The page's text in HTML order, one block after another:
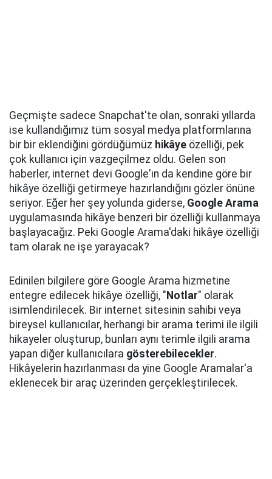
Geçmişte sadece Snapchat'te olan, sonraki yıllarda
ise kullandığımız tüm sosyal medya platformlarına
bir bir eklendiğini gördüğümüz hikâye özelliği, pek
çok kullanıcı için vazgeçilmez oldu. Gelen son
haberler, internet devi Google'ın da kendine göre bir
hikâye özelliği getirmeye hazırlandığını gözler önüne
seriyor. Eğer her şey yolunda giderse, Google Arama
uygulamasında hikâye benzeri bir özelliği kullanmaya
başlayacağız. Peki Google Arama'daki hikâye özelliği
tam olarak ne işe yarayacak?
Edinilen bilgilere göre Google Arama hizmetine
entegre edilecek hikâye özelliği, " Notlar" olarak
isimlendirilecek. Bir internet sitesinin sahibi veya
bireysel kullanıcılar, herhangi bir arama terimi ile ilgili
hikayeler oluşturup, bunları aynı terimle ilgili arama
yapan diğer kullanıcılara gösterebilecekler.
Hikâyelerin hazırlanması da yine Google Aramalar'a
eklenecek bir araç üzerinden gerçekleştirilecek.